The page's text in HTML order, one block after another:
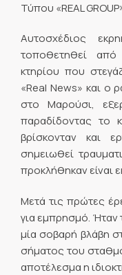
Τύπου «REAL
Αυτοσχέδιος
τοποθετηθεί
κτηρίου που
«Real News» και ο
στο Μαρούσι,
παραδίδοντας το
βρίσκονταν και
σημειωθεί
προκλήθηκαν είναι
Μετά τις πρώτες
για εμπρησμό. Ήταν
μία σοβαρή βλάβη
σήματος του
αποτέλεσμα η